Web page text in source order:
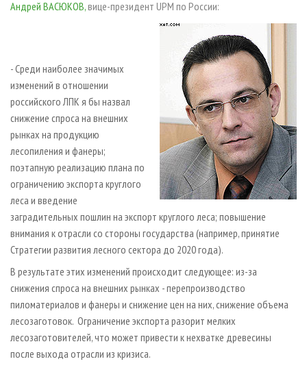
Андрей ВАСЮКОВ,вице-президент UPM по России:
- Среди наиболее значимых
изменений в отношении
российского ЛПК я бы назвал
снижение спроса на внешних
рынках на продукцию
лесопиления и фанеры;
поэтапную реализацию плана по
ограничению экспорта круглого
леса и введение
заградительных пошлин на экспорт круглого леса; повышение
внимания к отрасли со стороны государства (например, принятие
Стратегии развития лесного сектора до 2020 года).
В результате этих изменений происходит следующее: из-за
снижения спроса на внешних рынках - перепроизводство
пиломатериалов и фанеры и снижение цен на них, снижение объема
лесозаготовок. Ограничение экспорта разорит мелких
лесозаготовителей, что может привести к нехватке древесины
после выхода отрасли из кризиса.